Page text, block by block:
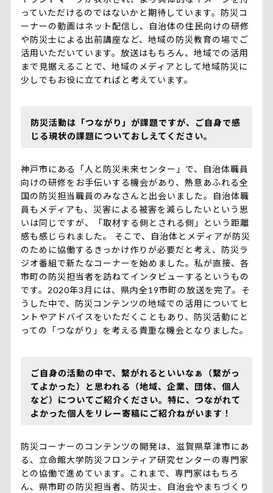
っていただけるのではないかと期待しています。防災コ
ーナーの動画はネット配信し、自治体の住民向けの研修
や防災士による出前講座など、地域の防災教育の場でご
活用いただいています。放送はもちろん、地域での活用
まで見据えることで、地域のメディアとして地域防災に
少しでもお役に立てればと考えています。
防災活動は「つながり」が課題ですが、ご自身で感
じる現状の課題についておしえてください。
神戸市にある「人と防災未来センター」で、自治体職員
向けの研修をお手伝いする機会があり、熱意あふれる全
国の防災担当職員のみなさんと出会いました。自治体職
員もメディアも、災害による被害を減らしたいという思
いは同じですが、「取材する側とされる側」という距離
感も感じられました。 そこで、自治体とメディアが防災
のために協働するきっかけ作りが必要だと考え、防災ラ
ジオ番組で新たなコーナーを始めました。私が直接、各
市町の防災担当者を訪ねてインタビューするというもの
です。2020年3月には、県内全19市町の放送を完了。そ
うした中で、防災コンテンツの地域での活用についてヒ
ントやアドバイスをいただくこともあり、防災活動にと
っての「つながり」を考える貴重な機会となりました。
ご自身の活動の中で、繋がれるといいなぁ（繋がっ
てよかった）と思われる（地域、企業、団体、個人
など）についてご紹介ください。特に、つながれて
よかった個人をリレー寄稿にご紹介ねがいます！
防災コーナーのコンテンツの開発は、滋賀県草津市にあ
る、立命館大学防災フロンティア研究センターの専門家
との協働で進めています。これまで、専門家はもちろ
ん、県市町の防災担当者、防災士、自治会やまちづくり